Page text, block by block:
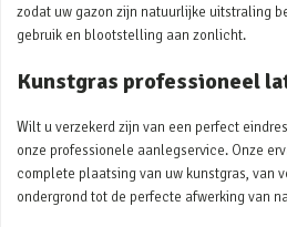
zodat uw gazon zijn natuurlijke uitstraling
gebruik en blootstelling aan zonlicht.
Kunstgras professioneel
Wilt u verzekerd zijn van een perfect
onze professionele aanlegservice. Onze
complete plaatsing van uw kunstgras, van
ondergrond tot de perfecte afwerking van